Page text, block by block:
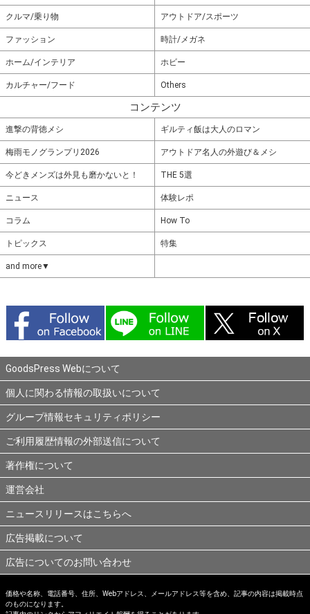
クルマ/乗り物 アウトドア/スポーツ
ファッション 時計/メガネ
ホーム/インテリア ホビー
カルチャー/フード Others
コンテンツ
進撃の背徳メシ ギルティ飯は大人のロマン
梅雨モノグランプリ2026 アウトドア名人の外遊び＆メシ
今どきメンズは外見も磨かないと！ THE 5選
ニュース 体験レポ
コラム How To
トピックス 特集
and more▼
GoodsPress Webについて
個人に関わる情報の取扱いについて
グループ情報セキュリティポリシー
ご利用履歴情報の外部送信について
著作権について
運営会社
ニュースリリースはこちらへ
広告掲載について
広告についてのお問い合わせ
価格や名称、電話番号、住所、Webアドレス、メールアドレス等を含め、記事の内容は掲載時点
のものになります。